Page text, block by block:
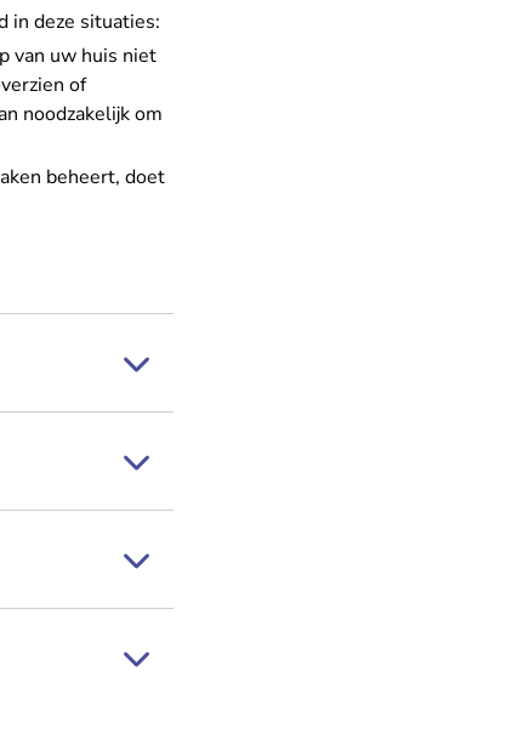
in deze situaties:
van uw huis niet
of
noodzakelijk om
beheert, doet